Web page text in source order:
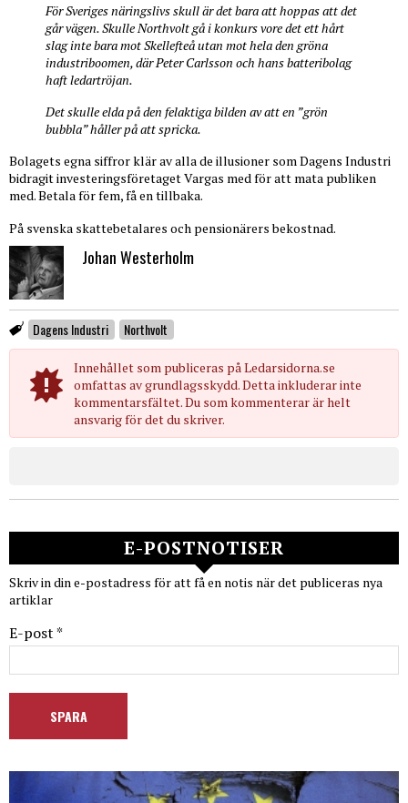
För Sveriges näringslivs skull är det bara att hoppas att det
går vägen. Skulle Northvolt gå i konkurs vore det ett hårt
slag inte bara mot Skellefteå utan mot hela den gröna
industriboomen, där Peter Carlsson och hans batteribolag
haft ledartröjan.
Det skulle elda på den felaktiga bilden av att en ”grön
bubbla” håller på att spricka.
Bolagets egna siffror klär av alla de illusioner som Dagens Industri
bidragit investeringsföretaget Vargas med för att mata publiken
med. Betala för fem, få en tillbaka.
På svenska skattebetalares och pensionärers bekostnad.
Johan Westerholm
Dagens Industri Northvolt
Innehållet som publiceras på Ledarsidorna.se
omfattas av grundlagsskydd. Detta inkluderar inte
kommentarsfältet. Du som kommenterar är helt
ansvarig för det du skriver.
E-POSTNOTISER
Skriv in din e-postadress för att få en notis när det publiceras nya
artiklar
E-post *